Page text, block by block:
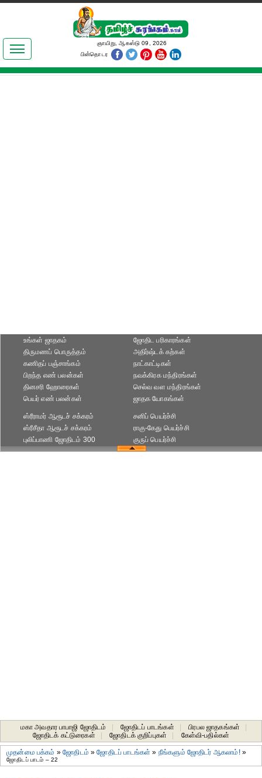
இலக்கியங்கள்
தமிழ் உலகம்
ஞாயிறு, ஆகஸ்டு 09, 2026
பின்தொடர
உங்கள் ஜாதகம்
திருமணப் பொருத்தம்
கணிதப் பஞ்சாங்கம்
ஜோதிட ப‌ரிகார‌ங்க‌ள்
அதிர்ஷ்டக் கற்கள்
நாட்காட்டிகள்
பிறந்த எண் பலன்கள்
தினசரி ஹோரைகள்
பெயர் எண் பலன்கள்
நவக்கிரக மந்திரங்கள்
செல்வ வள மந்திரங்கள்
ஜாதக யோகங்கள்
ஸ்ரீராமர் ஆரூடச் சக்கரம்
ஸ்ரீசீதா ஆரூடச் சக்கரம்
புலிப்பாணி ஜோதிடம் 300
சனிப் பெயர்ச்சி
ராகு-கேது பெயர்ச்சி
குருப் பெயர்ச்சி
மகா அவதார பாபாஜி ஜோதிடம் ஜோதிடப் பாடங்கள் பிரபல ஜாதகங்கள்
ஜோதிடக் கட்டுரைகள்
ஜோதிடக் குறிப்புகள் கேள்வி-பதில்கள்
முதன்மை பக்கம் »ஜோதிடம் »ஜோதிடப் பாடங்கள் » நீங்களும் ஜோதிடர் ஆகலாம்!»
ஜோதிடப் பாடம் – 22